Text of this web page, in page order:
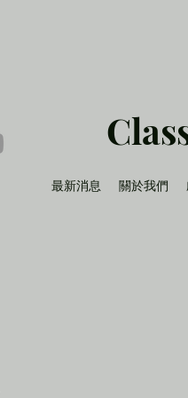
最新消息 關於我們